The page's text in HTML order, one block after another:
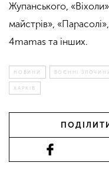
Жупанського,
майстрів»,
4mamas та інших.
НОВИНИ ВОЄННІ
ХАРКІВ